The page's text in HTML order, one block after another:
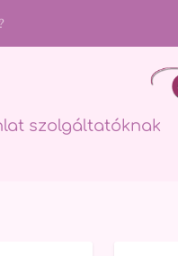
szolgáltatóknak